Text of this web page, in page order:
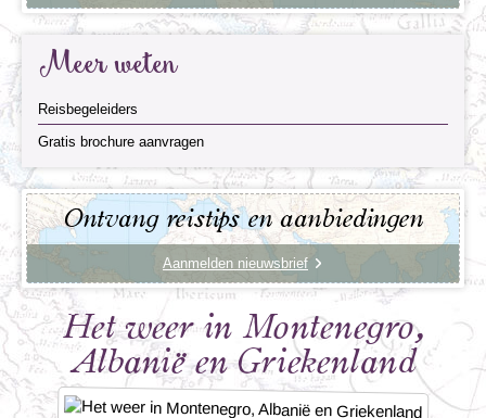
Meer weten
Reisbegeleiders
Gratis brochure aanvragen
Ontvang reistips en aanbiedingen
Aanmelden nieuwsbrief
Het weer in Montenegro,
Albanië en Griekenland